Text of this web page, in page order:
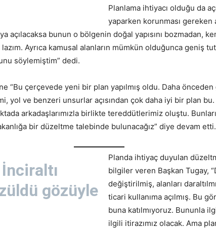
Planlama ihtiyacı olduğu da
yaparken korunması gereken
açılacaksa bunun o bölgenin doğal yapısını bozmadan,
Ayrıca kamusal alanların mümkün olduğunca geniş
söylemiştim” dedi.
“Bu çerçevede yeni bir plan yapılmış oldu. Daha
yol ve benzeri unsurlar açısından çok daha iyi bir plan bu.
arkadaşlarımızla birlikte tereddütlerimiz oluştu.
bir düzeltme talebinde bulunacağız” diye devam etti.
gözüyle
Planda ihtiyaç duyulan
bilgiler veren Başkan Tugay,
değiştirilmiş, alanları
ticari kullanıma açılmış. Bu
buna katılmıyoruz. Bununla
ilgili itirazımız olacak. Ama